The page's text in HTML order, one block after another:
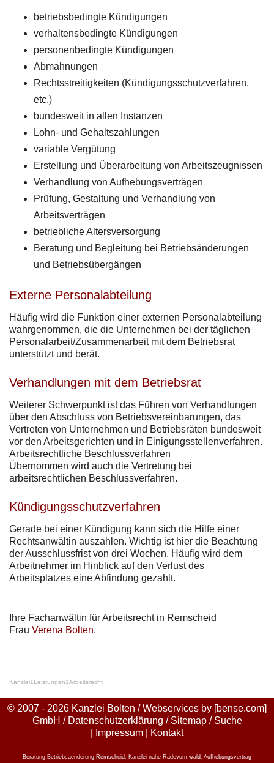
betriebsbedingte Kündigungen
verhaltensbedingte Kündigungen
personenbedingte Kündigungen
Abmahnungen
Rechtsstreitigkeiten (Kündigungsschutzverfahren,
etc.)
bundesweit in allen Instanzen
Lohn- und Gehaltszahlungen
variable Vergütung
Erstellung und Überarbeitung von Arbeitszeugnissen
Verhandlung von Aufhebungsverträgen
Prüfung, Gestaltung und Verhandlung von
Arbeitsverträgen
betriebliche Altersversorgung
Beratung und Begleitung bei Betriebsänderungen
und Betriebsübergängen
Externe Personalabteilung
Häufig wird die Funktion einer externen Personalabteilung
wahrgenommen, die die Unternehmen bei der täglichen
Personalarbeit/Zusammenarbeit mit dem Betriebsrat
unterstützt und berät.
Verhandlungen mit dem Betriebsrat
Weiterer Schwerpunkt ist das Führen von Verhandlungen
über den Abschluss von Betriebsvereinbarungen, das
Vertreten von Unternehmen und Betriebsräten bundesweit
vor den Arbeitsgerichten und in Einigungsstellenverfahren.
Arbeitsrechtliche Beschlussverfahren
Übernommen wird auch die Vertretung bei
arbeitsrechtlichen Beschlussverfahren.
Kündigungsschutzverfahren
Gerade bei einer Kündigung kann sich die Hilfe einer
Rechtsanwältin auszahlen. Wichtig ist hier die Beachtung
der Ausschlussfrist von drei Wochen. Häufig wird dem
Arbeitnehmer im Hinblick auf den Verlust des
Arbeitsplatzes eine Abfindung gezahlt.
Ihre Fachanwältin für Arbeitsrecht in Remscheid
Frau Verena Bolten.
Kanzlei1 Leistungen1Arbeitsrecht
© 2007 - 2026 Kanzlei Bolten / Webservices by [bense.com]
GmbH / Datenschutzerklärung / Sitemap/ Suche
Impressum Kontakt
Beratung Betriebsaenderung Remscheid Kanzlei nahe Radevormwald Aufhebungsvertrag